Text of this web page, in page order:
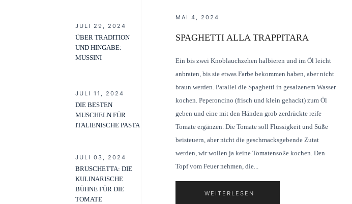
JULI 29, 2024
ÜBER TRADITION
UND HINGABE:
MUSSINI
JULI 11, 2024
DIE BESTEN
MUSCHELN FÜR
ITALIENISCHE PASTA
JULI 03, 2024
BRUSCHETTA: DIE
KULINARISCHE
BÜHNE FÜR DIE
TOMATE
MAI 4, 2024
SPAGHETTI ALLA TRAPPITARA
Ein bis zwei Knoblauchzehen halbieren und im Öl leicht
anbraten, bis sie etwas Farbe bekommen haben, aber nicht
braun werden. Parallel die Spaghetti in gesalzenem Wasser
kochen. Peperoncino (frisch und klein gehackt) zum Öl
geben und eine mit den Händen grob zerdrückte reife
Tomate ergänzen. Die Tomate soll Flüssigkeit und Süße
beisteuern, aber nicht die geschmacksgebende Zutat
werden, wir wollen ja keine Tomatensoße kochen. Den
Topf vom Feuer nehmen, die...
WEITERLESEN